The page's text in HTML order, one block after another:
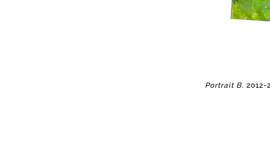
Portrait B,